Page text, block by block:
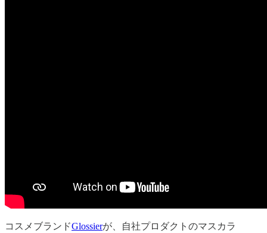
コスメブランドGlossierが、自社プロダクトのマスカラ